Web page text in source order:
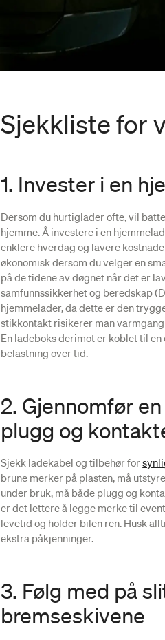
Sjekkliste for
1. Invester i en
Dersom du hurtiglader ofte, vil
hjemme. Å investere i en
enklere hverdag og lavere
økonomisk dersom du velger en
på de tidene av døgnet når det er
samfunnssikkerhet og beredskap
hjemmelader, da dette er den
stikkontakt risikerer man
En ladeboks derimot er koblet til
belastning over tid.
2. Gjennomfør
plugg og
Sjekk ladekabel og tilbehør for
brune merker på plasten, må
under bruk, må både plugg og
er det lettere å legge merke til
levetid og holder bilen ren. Husk
ekstra påkjenninger.
3. Følg med på
bremseskivene